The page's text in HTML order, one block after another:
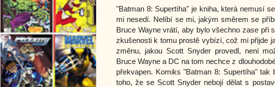
"Batman 8: Supertíha" je kniha, která nemusí
mi nesedí. Nelíbí se mi, jakým směrem se
Bruce Wayne vrátí, aby bylo všechno zase při
zkušenosti k tomu prostě vybízí, což mi přijde
změnu, jakou Scott Snyder provedl, není
Bruce Wayne a DC na tom nechce z
překvapen. Komiks "Batman 8: Supertíha"
toho, že se Scott Snyder nebojí dělat s